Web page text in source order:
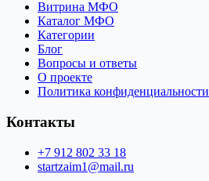
Витрина МФО
Каталог МФО
Категории
Блог
Вопросы и ответы
О проекте
Политика конфиденциальности
Контакты
+7 912 802 33 18
startzaim1@mail.ru